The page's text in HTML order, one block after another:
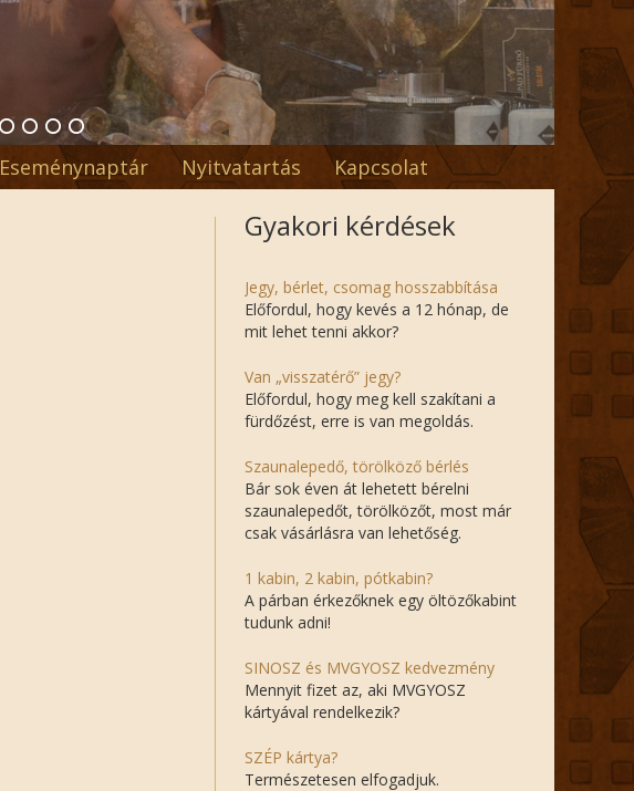
Eseménynaptár Nyitvatartás Kapcsolat
Gyakori kérdések
Jegy, bérlet, csomag hosszabbítása
Előfordul, hogy kevés a 12 hónap, de
mit lehet tenni akkor?
Van „visszatérő” jegy?
Előfordul, hogy meg kell szakítani a
fürdőzést, erre is van megoldás.
Szaunalepedő, törölköző bérlés
Bár sok éven át lehetett bérelni
szaunalepedőt, törölközőt, most már
csak vásárlásra van lehetőség.
1 kabin, 2 kabin, pótkabin?
A párban érkezőknek egy öltözőkabint
tudunk adni!
SINOSZ és MVGYOSZ kedvezmény
Mennyit fizet az, aki MVGYOSZ
kártyával rendelkezik?
SZÉP kártya?
Természetesen elfogadjuk.